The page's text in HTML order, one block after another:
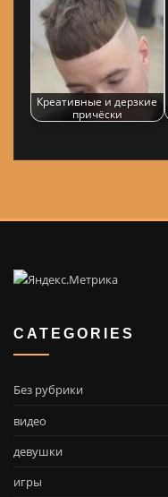
Креативные и дерзкие
причёски
CATEGORIES
Без рубрики
видео
девушки
игры